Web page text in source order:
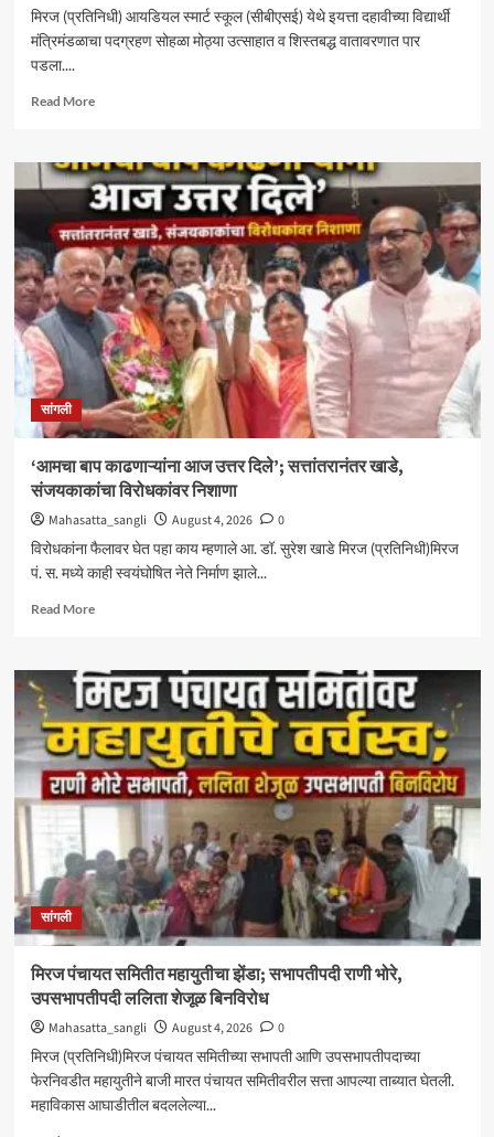
मिरज (प्रतिनिधी) आयडियल स्मार्ट स्कूल (सीबीएसई) येथे इयत्ता दहावीच्या विद्यार्थी
मंत्रिमंडळाचा पदग्रहण सोहळा मोठ्या उत्साहात व शिस्तबद्ध वातावरणात पार
पडला....
Read MoreRead
मिरजेतील
आयडियल
स्मार्ट
स्कूलमध्ये
दहावीच्या
विद्यार्थी
मंत्रिमंडळाचा
पदग्रहण
सोहळा
सांगली
‘आमचा बाप काढणाऱ्यांना आज उत्तर दिले’; सत्तांतरानंतर खाडे,
संजयकाकांचा विरोधकांवर निशाणा
Mahasatta_sangli August 4, 2026
0
विरोधकांना फैलावर घेत पहा काय म्हणाले आ. डॉ. सुरेश खाडे मिरज (प्रतिनिधी)मिरज
पं. स. मध्ये काही स्वयंघोषित नेते निर्माण झाले...
Read MoreRead
‘आमचा
बाप
काढणाऱ्यांना
आज
उत्तर
दिले’;
सत्तांतरानंतर
संजयकाकांचा
विरोधकांवर
निशाणा
सांगली
मिरज पंचायत समितीत महायुतीचा झेंडा; सभापतीपदी राणी भोरे,
उपसभापतीपदी ललिता शेजूळ बिनविरोध
Mahasatta_sangli August 4, 2026
0
मिरज (प्रतिनिधी)मिरज पंचायत समितीच्या सभापती आणि उपसभापतीपदाच्या
फेरनिवडीत महायुतीने बाजी मारत पंचायत समितीवरील सत्ता आपल्या ताब्यात घेतली.
महाविकास आघाडीतील बदललेल्या...